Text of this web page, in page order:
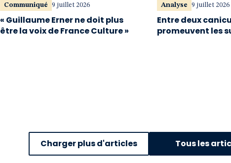
Communiqué 9 juillet 2026
« Guillaume Erner ne doit plus
être la voix de France Culture »
Analyse 9 juillet 2026
Entre deux
promeuvent les
Charger plus d'articles Tous les